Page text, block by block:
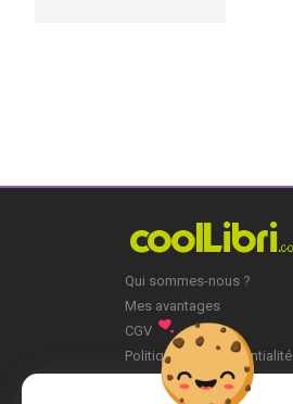
Qui sommes-nous ?
Mes avantages
CGV
Politique de Confidentialité